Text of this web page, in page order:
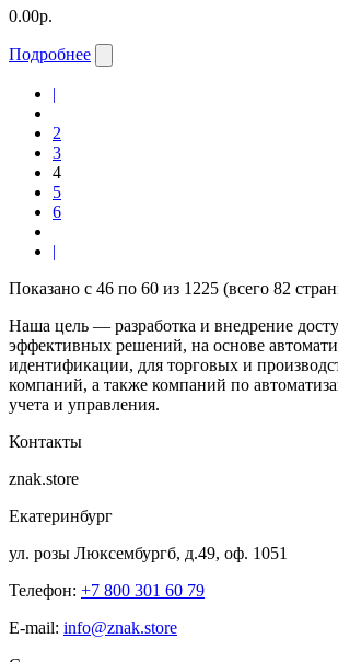
0.00р.
Подробнее
|
2
3
4
5
6
|
Показано с 46 по 60 из 1225 (всего 82
Наша цель — разработка и внедрение
эффективных решений, на основе
идентификации, для торговых и
компаний, а также компаний по
учета и управления.
Контакты
znak.store
Екатеринбург
ул. розы Люксембургб, д.49, оф. 1051
Телефон: +7 800 301 60 79
E-mail: info@znak.store